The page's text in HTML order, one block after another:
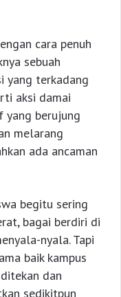
cara penuh
sebuah
yang terkadang
aksi damai
yang berujung
melarang
ada ancaman
begitu sering
bagai berdiri di
nyala. Tapi
baik kampus
dan
sedikitpun